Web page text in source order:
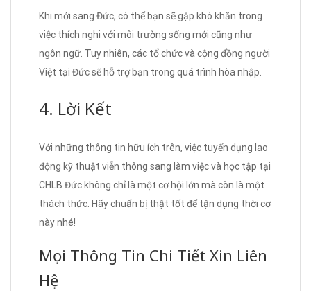
Khi mới sang Đức, có thể bạn sẽ gặp khó khăn trong
việc thích nghi với môi trường sống mới cũng như
ngôn ngữ. Tuy nhiên, các tổ chức và cộng đồng người
Việt tại Đức sẽ hỗ trợ bạn trong quá trình hòa nhập.
4. Lời Kết
Với những thông tin hữu ích trên, việc tuyển dụng lao
động kỹ thuật viễn thông sang làm việc và học tập tại
CHLB Đức không chỉ là một cơ hội lớn mà còn là một
thách thức. Hãy chuẩn bị thật tốt để tận dụng thời cơ
này nhé!
Mọi Thông Tin Chi Tiết Xin Liên
Hệ